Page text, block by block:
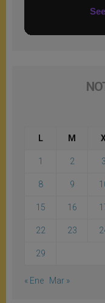
L M
1 2 3
8 9
15 16
22 23
29
« Ene Mar »